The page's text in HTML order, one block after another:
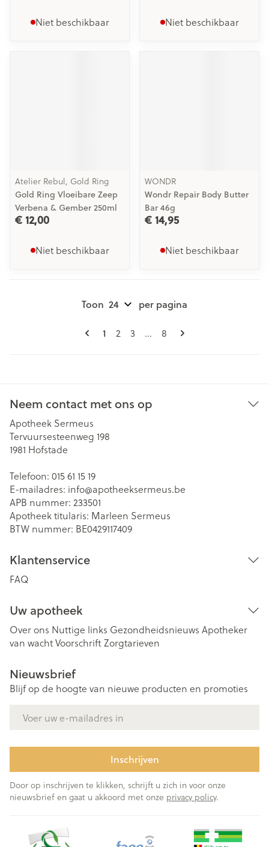
Niet beschikbaar Niet beschikbaar
Atelier Rebul, Gold Ring
Gold Ring Vloeibare Zeep
Verbena & Gember 250ml
€ 12,00
Niet beschikbaar
WONDR
Wondr Repair Body Butter
Bar 46g
€ 14,95
Niet beschikbaar
Pagina's
U lees momenteel pagina
1 Pagina
2 Pagina
3 ... Pagina
8
Toon per pagina
Neem contact met ons op
Apotheek Sermeus
Tervuursesteenweg 198
1981 Hofstade
Telefoon: 015 61 15 19
E-mailadres: info@apotheeksermeus.be
APB nummer: 233501
Apotheek titularis: Marleen Sermeus
BTW nummer: BE0429117409
Klantenservice
FAQ
Uw apotheek
Over ons Nuttige links Gezondheidsnieuws Apotheker
van wachtVoorschriftZorgtarieven
Nieuwsbrief
Blijf op de hoogte van nieuwe producten en promoties
Inschrijven
Door op inschrijven te klikken, schrijft u zich in voor onze
nieuwsbrief en gaat u akkoord met onze privacy policy.